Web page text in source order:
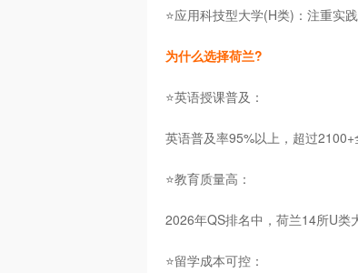
⭐应用科技型大学(H类)：注重实
为什么选择荷兰?
⭐英语授课普及：
英语普及率95%以上，超过
⭐教育质量高：
2026年QS排名中，荷兰14所U类
⭐留学成本可控：